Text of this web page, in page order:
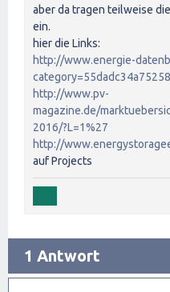
aber da tragen teilweise
ein.
hier die Links:
http://www.energie-
http://www.pv-
magazine.de/
2016/?L=1%27
http://
auf Projects
1 Antwort